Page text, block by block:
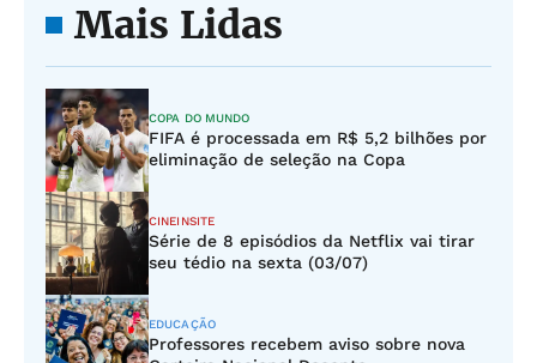
Mais Lidas
COPA DO MUNDO
FIFA é processada em R$ 5,2 bilhões por
eliminação de seleção na Copa
CINEINSITE
Série de 8 episódios da Netflix vai tirar
seu tédio na sexta (03/07)
EDUCAÇÃO
Professores recebem aviso sobre nova